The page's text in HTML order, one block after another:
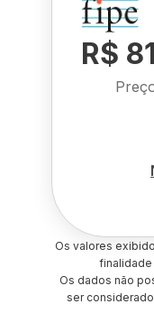
R$
Os valores
finalidade
Os dados não
ser